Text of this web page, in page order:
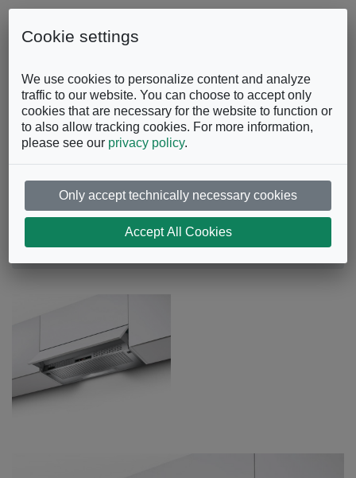
Skip to content
FacebookInstagramYouTube
Cappa 2152
Elettrodomestici Cappe Cappa 2152
Cookie settings
We use cookies to personalize content and analyze
traffic to our website. You can choose to accept only
cookies that are necessary for the website to function or
to also allow tracking cookies. For more information,
please see our privacy policy.
Only accept technically necessary cookies
Accept All Cookies